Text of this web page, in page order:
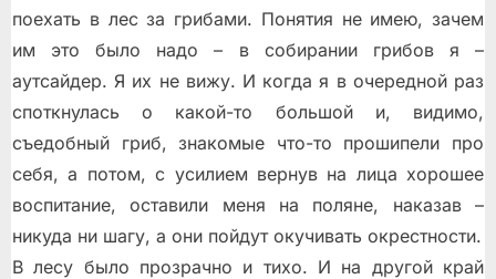
поехать в лес за грибами. Понятия не имею, зачем
им это было надо – в собирании грибов я –
аутсайдер. Я их не вижу. И когда я в очередной раз
споткнулась о какой-то большой и, видимо,
съедобный гриб, знакомые что-то прошипели про
себя, а потом, с усилием вернув на лица хорошее
воспитание, оставили меня на поляне, наказав –
никуда ни шагу, а они пойдут окучивать окрестности.
В лесу было прозрачно и тихо. И на другой край